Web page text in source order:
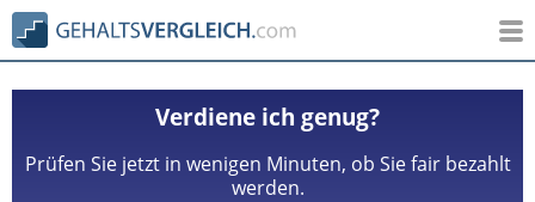
Verdiene ich genug?
Prüfen Sie jetzt in wenigen Minuten, ob Sie fair bezahlt
werden.